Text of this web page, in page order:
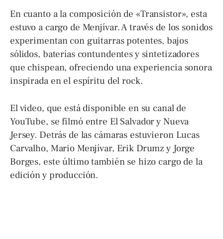
En cuanto a la composición de «Transistor», esta
estuvo a cargo de Menjívar. A través de los sonidos
experimentan con guitarras potentes, bajos
sólidos, baterías contundentes y sintetizadores
que chispean, ofreciendo una experiencia sonora
inspirada en el espíritu del rock.
El video, que está disponible en su canal de
YouTube, se filmó entre El Salvador y Nueva
Jersey. Detrás de las cámaras estuvieron Lucas
Carvalho, Mario Menjívar, Erik Drumz y Jorge
Borges, este último también se hizo cargo de la
edición y producción.